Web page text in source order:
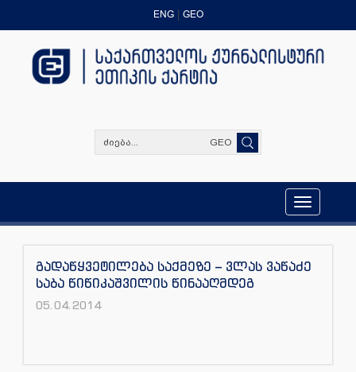
ENG GEO
GEO
Toggle
navigation
გადაწყვეტილება საქმეზე – ვლას ვაწაძე
საბა წიწიკაშვილის წინააღმდეგ
05.04.2014